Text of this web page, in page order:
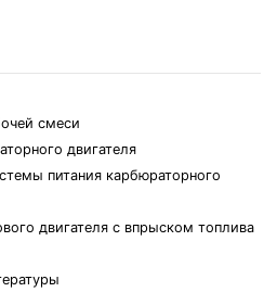
смеси
двигателя
питания карбюраторного
двигателя с впрыском топлива